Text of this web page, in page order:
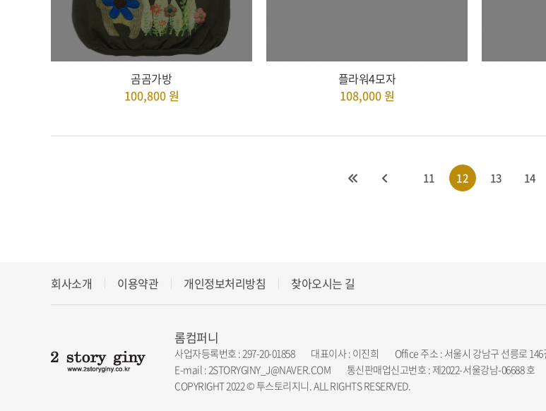
곰곰가방
100,800원
플라워4모자
108,000원
11 12 13 14
회사소개 이용약관 개인정보처리방침 찾아오시는 길
롬컴퍼니
사업자등록번호 : 297-20-01858 대표이사 : 이진희 Office 주소 : 서울시 강남구 선릉로 146
E-mail : 2STORYGINY_J@NAVER.COM
통신판매업신고번호 : 제2022-서울강남-06688 호
COPYRIGHT 2022 © 투스토리지니. ALL RIGHTS RESERVED.